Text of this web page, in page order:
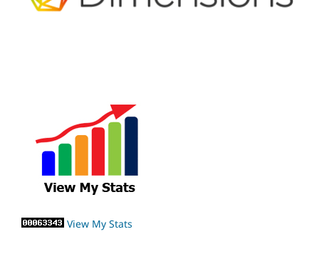
View My Stats